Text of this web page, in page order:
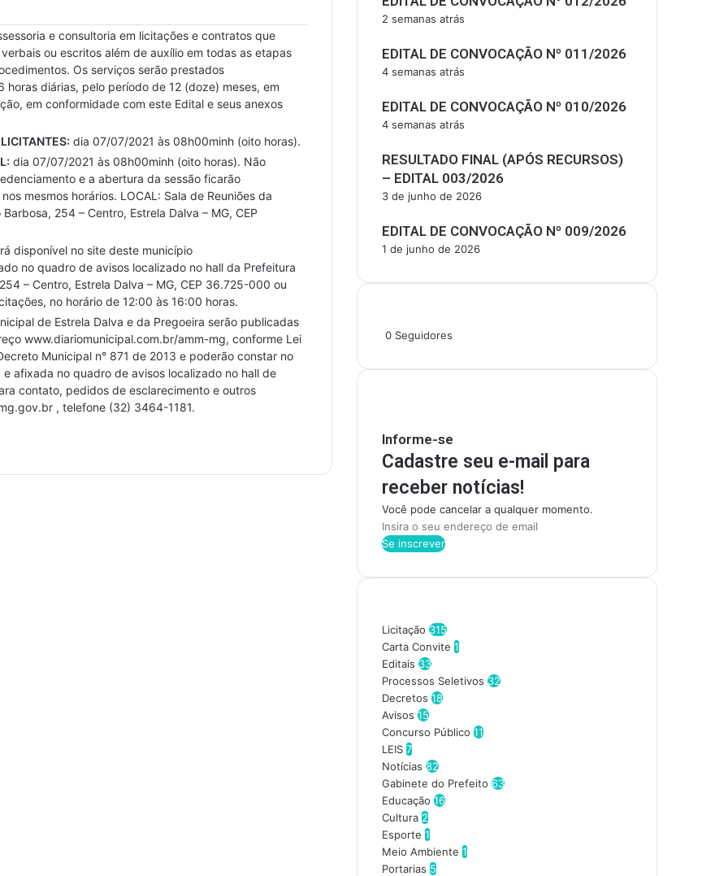
e consultoria em licitações e contratos que
ou escritos além de auxílio em todas as etapas
Os serviços serão prestados
horas diárias, pelo período de 12 (doze) meses, em
em conformidade com este Edital e seus anexos
dia 07/07/2021 às 08h00minh (oito horas).
dia 07/07/2021 às 08h00minh (oito horas). Não
e a abertura da sessão ficarão
mesmos horários. LOCAL: Sala de Reuniões da
254 – Centro, Estrela Dalva – MG, CEP
disponível no site deste município
no quadro de avisos localizado no hall da Prefeitura
– Centro, Estrela Dalva – MG, CEP 36.725-000 ou
no horário de 12:00 às 16:00 horas.
de Estrela Dalva e da Pregoeira serão publicadas
www.diariomunicipal.com.br/amm-mg, conforme Lei
Municipal n° 871 de 2013 e poderão constar no
afixada no quadro de avisos localizado no hall de
contato, pedidos de esclarecimento e outros
, telefone (32) 3464-1181.
2 semanas atrás
EDITAL DE CONVOCAÇÃO Nº 011/2026
4 semanas atrás
EDITAL DE CONVOCAÇÃO Nº 010/2026
4 semanas atrás
RESULTADO FINAL (APÓS RECURSOS)
– EDITAL 003/2026
3 de junho de 2026
EDITAL DE CONVOCAÇÃO Nº 009/2026
1 de junho de 2026
0 Seguidores
Informe-se
Cadastre seu e-mail para
receber notícias!
Você pode cancelar a qualquer momento.
I
n
i
o
s
e
u
e
n
d
e
r
e
ç
o
d
e
e
Licitação 315
Carta Convite 1
Editais 33
Processos Seletivos 32
Decretos 18
Avisos 15
Concurso Público 11
LEIS 7
Notícias 82
Gabinete do Prefeito 63
Educação 16
Cultura 2
Esporte 1
Meio Ambiente 1
Portarias 5